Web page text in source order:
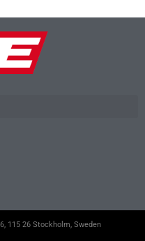
115 26 Stockholm, Sweden